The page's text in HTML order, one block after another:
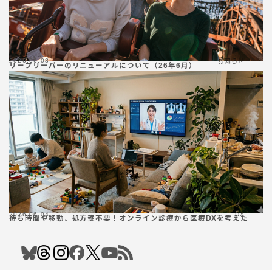
リープリーパーのリニューアルについて（26年6月）
2026.06.08 お知らせ
待ち時間や移動、処方箋不要！オンライン診療から医療DXを考えた
2026.06.04 DX